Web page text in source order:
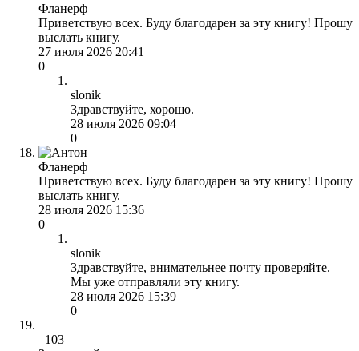
Фланерф
Приветствую всех. Буду благодарен за эту книгу! Прошу
выслать книгу.
27 июля 2026 20:41
0
slonik
Здравствуйте, хорошо.
28 июля 2026 09:04
0
Фланерф
Приветствую всех. Буду благодарен за эту книгу! Прошу
выслать книгу.
28 июля 2026 15:36
0
slonik
Здравствуйте, внимательнее почту проверяйте.
Мы уже отправляли эту книгу.
28 июля 2026 15:39
0
_103